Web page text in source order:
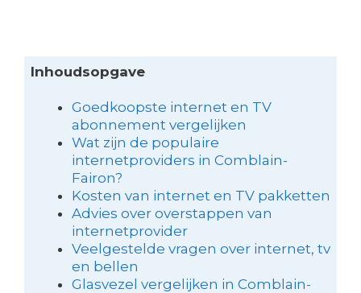
Inhoudsopgave
Goedkoopste internet en TV
abonnement vergelijken
Wat zijn de populaire
internetproviders in Comblain-
Fairon?
Kosten van internet en TV pakketten
Advies over overstappen van
internetprovider
Veelgestelde vragen over internet, tv
en bellen
Glasvezel vergelijken in Comblain-